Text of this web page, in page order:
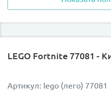
У дома открывающаяся
подвижная клетка и ноги,
В комплект входят
добавляют еще больше
игры!
LEGO Fortnite 77081 -
Артикул: lego (лего) 77081